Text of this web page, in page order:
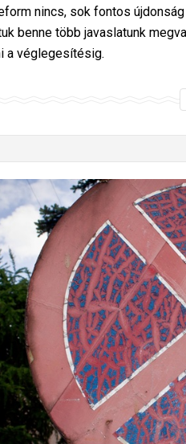
nincs, sok fontos
benne több javaslatunk
a véglegesítésig.